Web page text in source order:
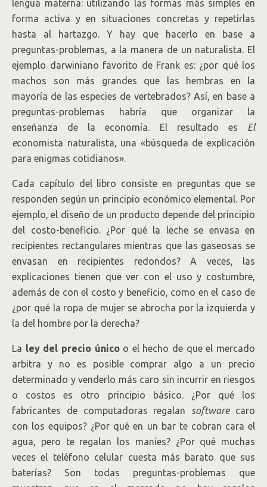
lengua materna: utilizando las formas más simples en
forma activa y en situaciones concretas y repetirlas
hasta al hartazgo. Y hay que hacerlo en base a
preguntas-problemas, a la manera de un naturalista. El
ejemplo darwiniano favorito de Frank es: ¿por qué los
machos son más grandes que las hembras en la
mayoría de las especies de vertebrados? Así, en base a
preguntas-problemas habría que organizar la
enseñanza de la economía. El resultado es El
economista naturalista, una «búsqueda de explicación
para enigmas cotidianos».
Cada capítulo del libro consiste en preguntas que se
responden según un principio económico elemental. Por
ejemplo, el diseño de un producto depende del principio
del costo-beneficio. ¿Por qué la leche se envasa en
recipientes rectangulares mientras que las gaseosas se
envasan en recipientes redondos? A veces, las
explicaciones tienen que ver con el uso y costumbre,
además de con el costo y beneficio, como en el caso de
¿por qué la ropa de mujer se abrocha por la izquierda y
la del hombre por la derecha?
La ley del precio únicoo el hecho de que el mercado
arbitra y no es posible comprar algo a un precio
determinado y venderlo más caro sin incurrir en riesgos
o costos es otro principio básico. ¿Por qué los
fabricantes de computadoras regalan softwarecaro
con los equipos? ¿Por qué en un bar te cobran cara el
agua, pero te regalan los maníes? ¿Por qué muchas
veces el teléfono celular cuesta más barato que sus
baterías? Son todas preguntas-problemas que